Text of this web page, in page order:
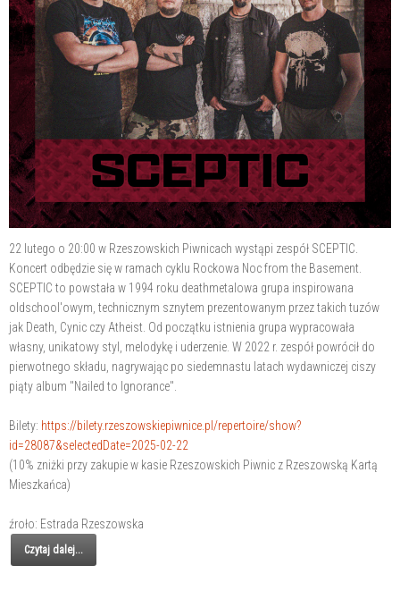
22 lutego o 20:00 w Rzeszowskich Piwnicach wystąpi zespół SCEPTIC.
Koncert odbędzie się w ramach cyklu Rockowa Noc from the Basement.
SCEPTIC to powstała w 1994 roku deathmetalowa grupa inspirowana
oldschool'owym, technicznym sznytem prezentowanym przez takich tuzów
jak Death, Cynic czy Atheist. Od początku istnienia grupa wypracowała
własny, unikatowy styl, melodykę i uderzenie. W 2022 r. zespół powrócił do
pierwotnego składu, nagrywając po siedemnastu latach wydawniczej ciszy
piąty album "Nailed to Ignorance".
Bilety: https://bilety.rzeszowskiepiwnice.pl/repertoire/show?
id=28087&selectedDate=2025-02-22
(10% zniżki przy zakupie w kasie Rzeszowskich Piwnic z Rzeszowską Kartą
Mieszkańca)
źroło: Estrada Rzeszowska
Czytaj dalej...